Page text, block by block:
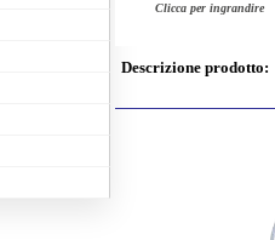
Clicca per ingrandire
Descrizione prodotto: